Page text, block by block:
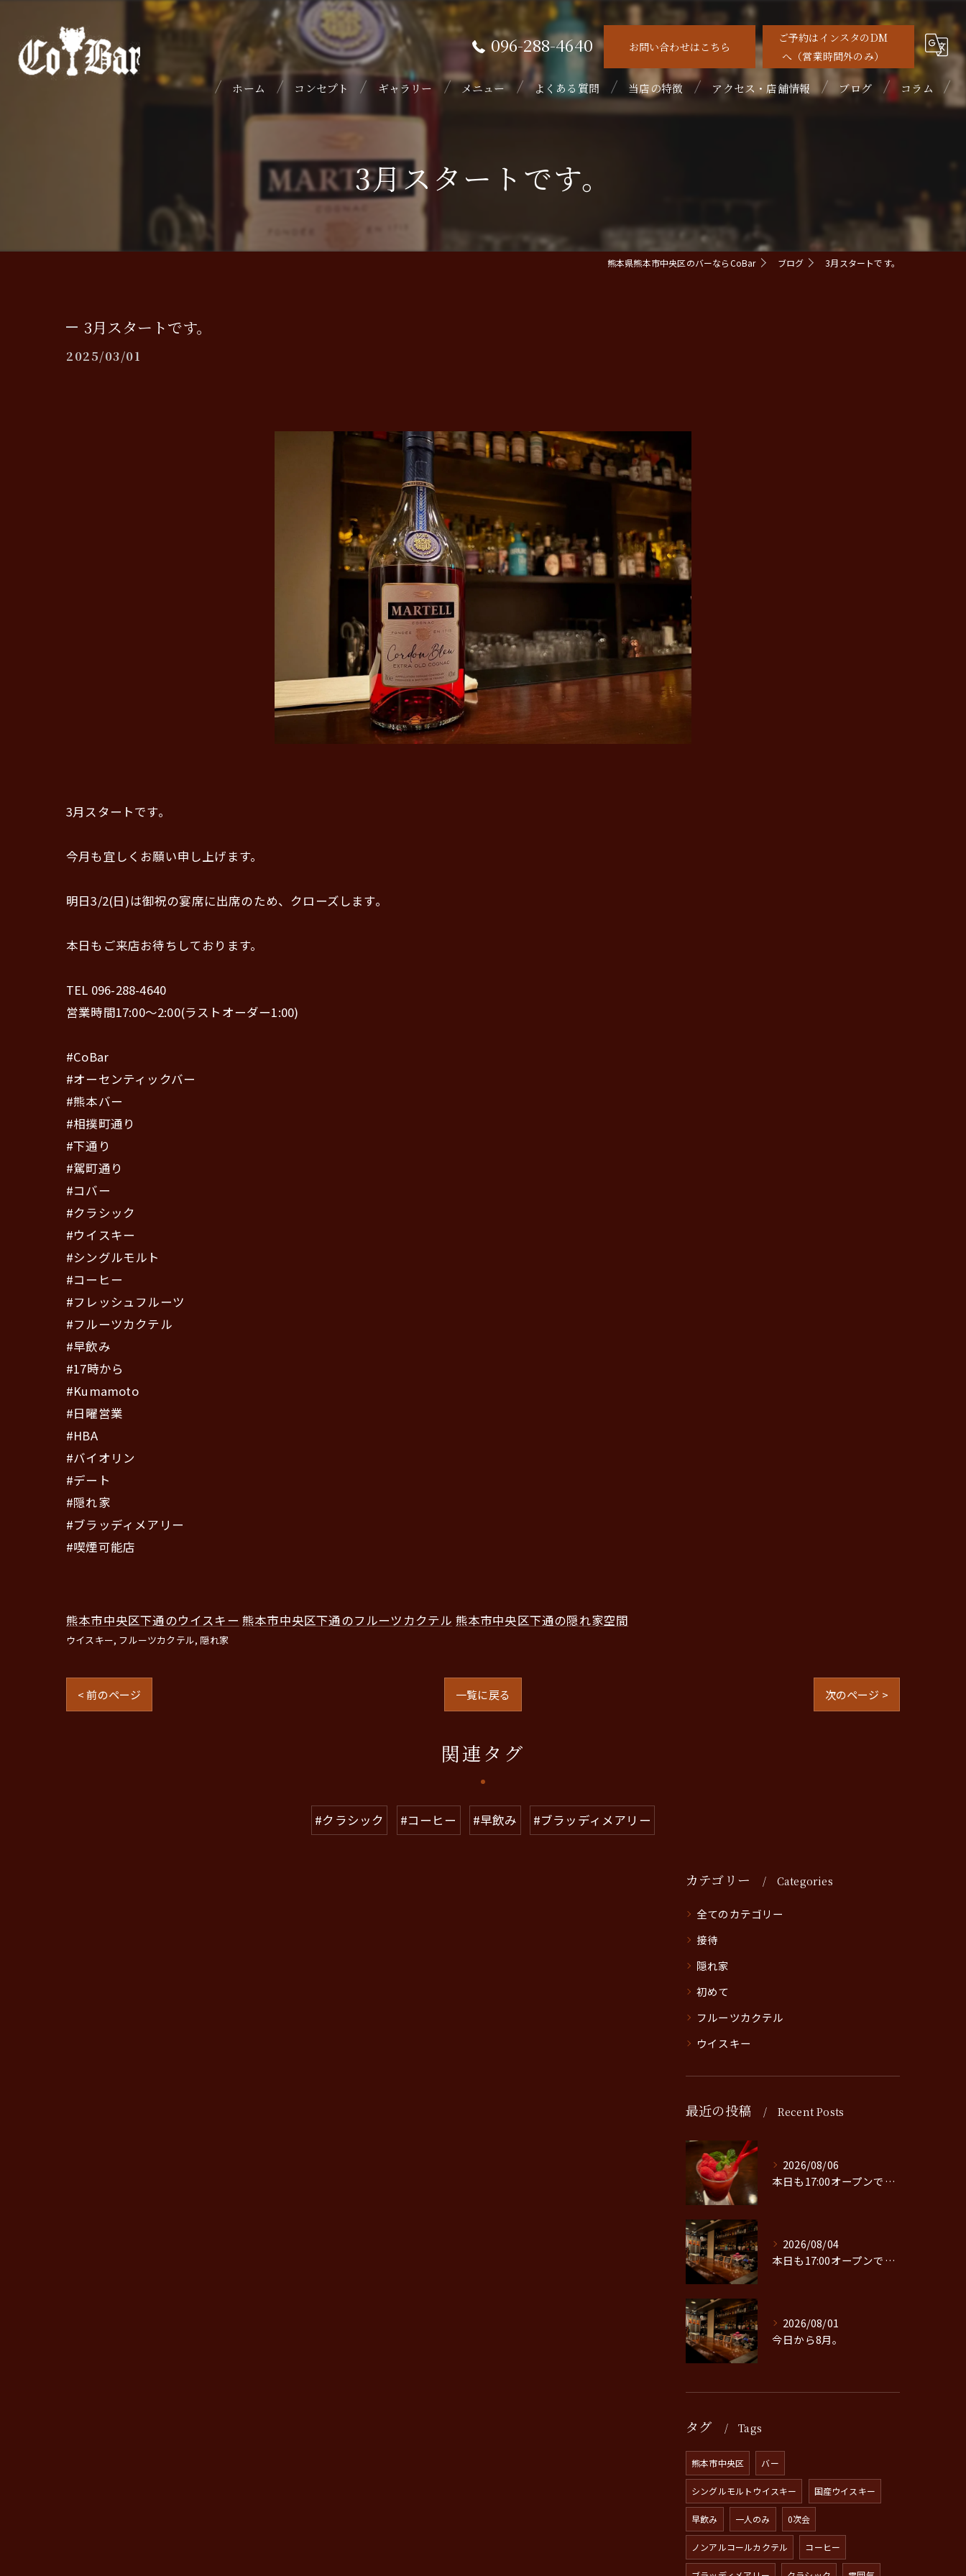
096-288-4640 お問い合わせはこちら
ご予約はインスタのDM
へ（営業時間外のみ）
ホーム コンセプト ギャラリー メニュー よくある質問 当店の特徴
フルーツカクテル
ウイスキー
アクセス・店舗情報 ブログ コラム
3月スタートです。
熊本県熊本市中央区のバーならCoBar ブログ 3月スタートです。
3月スタートです。
2025/03/01
3月スタートです。
今月も宜しくお願い申し上げます。
明日3/2(日)は御祝の宴席に出席のため、クローズします。
本日もご来店お待ちしております。
TEL 096-288-4640
営業時間17:00〜2:00(ラストオーダー1:00)
#CoBar
#オーセンティックバー
#熊本バー
#相撲町通り
#下通り
#駕町通り
#コバー
#クラシック
#ウイスキー
#シングルモルト
#コーヒー
#フレッシュフルーツ
#フルーツカクテル
#早飲み
#17時から
#Kumamoto
#日曜営業
#HBA
#バイオリン
#デート
#隠れ家
#ブラッディメアリー
#喫煙可能店
熊本市中央区下通のウイスキー 熊本市中央区下通のフルーツカクテル 熊本市中央区下通の隠れ家空間
ウイスキー フルーツカクテル 隠れ家
< 前のページ 一覧に戻る 次のページ >
関連タグ
#クラシック #コーヒー #早飲み #ブラッディメアリー
カテゴリー Categories
全てのカテゴリー
接待
隠れ家
初めて
フルーツカクテル
ウイスキー
最近の投稿 Recent Posts
2026/08/06
本日も17:00オープンです。
2026/08/04
本日も17:00オープンです。
2026/08/01
今日から8月。
タグ Tags
熊本市中央区 バー
シングルモルトウイスキー 国産ウイスキー
早飲み 一人のみ 0次会
ノンアルコールカクテル コーヒー